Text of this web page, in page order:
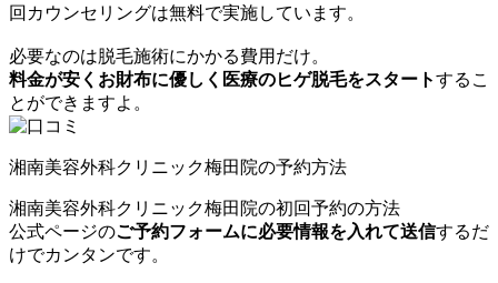
回カウンセリングは無料で実施しています。
必要なのは脱毛施術にかかる費用だけ。
料金が安くお財布に優しく医療のヒゲ脱毛をスタートするこ
とができますよ。
湘南美容外科クリニック梅田院の予約方法
湘南美容外科クリニック梅田院の初回予約の方法
公式ページのご予約フォームに必要情報を入れて送信するだ
けでカンタンです。